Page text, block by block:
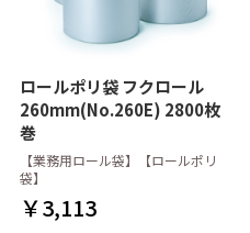
ロールポリ袋 フクロール
260mm(No.260E) 2800枚
巻
【業務用ロール袋】【ロールポリ
袋】
￥3,113